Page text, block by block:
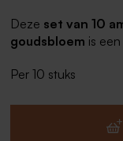
Deze set van 10
goudsbloem is
namen. Dankzij het
Kleur: wit
Per 10 stuks